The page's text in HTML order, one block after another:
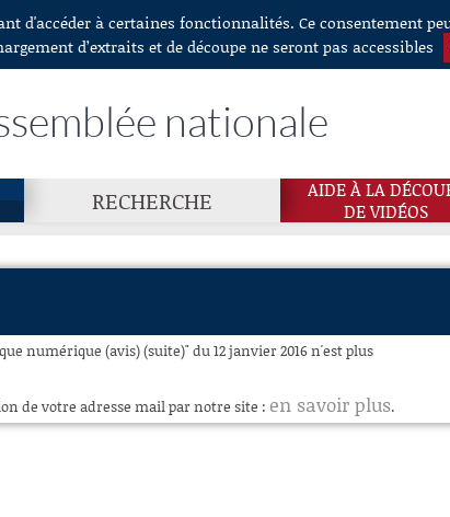
d'accéder à certaines fonctionnalités. Ce consentement
d’extraits et de découpe ne seront pas accessibles
nationale
RECHERCHE
AIDE À LA
DE VIDÉOS
numérique (avis) (suite)" du 12 janvier 2016 n'est plus
de votre adresse mail par notre site : en savoir plus.